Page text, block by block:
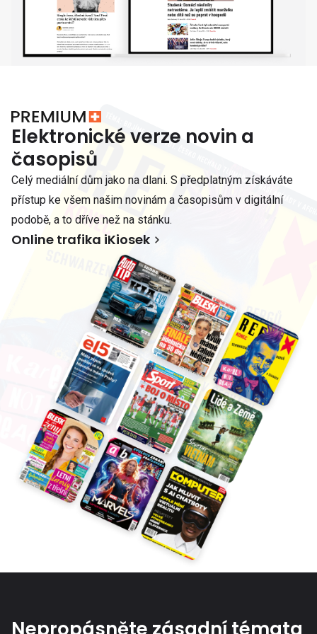
Elektronické verze novin a
časopisů
Celý mediální dům jako na dlani. S předplatným získáváte
přístup ke všem našim novinám a časopisům v digitální
podobě, a to dříve než na stánku.
Online trafika iKiosek